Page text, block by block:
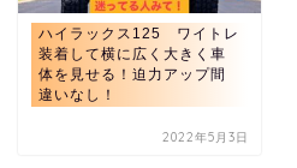
ハイラックス125 ワイトレ
装着して横に広く大きく車
体を見せる！迫力アップ間
違いなし！
2022年5月3日